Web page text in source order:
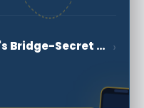
Bobbio and the Devil's Bridge-Secret World ›